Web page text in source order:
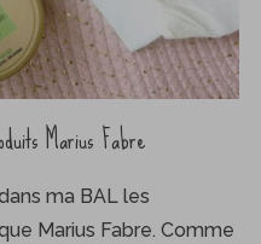
Marius Fabre
ma BAL les
Marius Fabre. Comme